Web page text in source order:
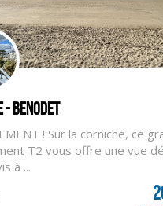
BENODET
! Sur la corniche, ce
T2 vous offre une vue
à ...